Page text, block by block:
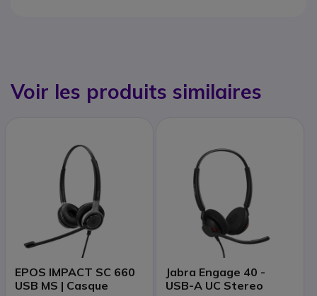
Voir les produits similaires
EPOS IMPACT SC 660
USB MS | Casque
Jabra Engage 40 -
USB-A UC Stereo